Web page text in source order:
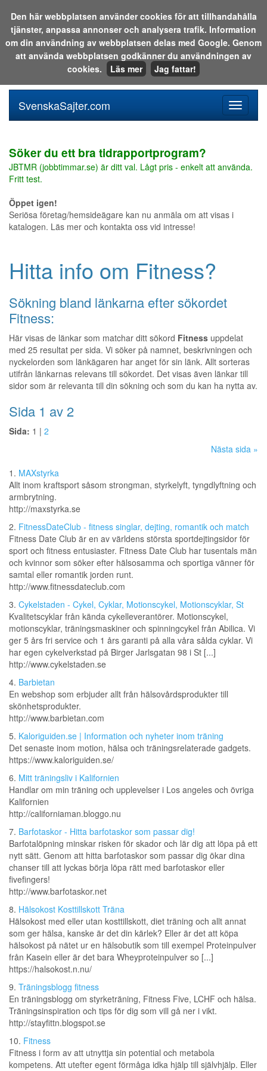
Sök i katalogen eller på webben:
meny
SvenskaSajter.com
Söker du ett bra tidrapportprogram?
JBTMR (jobbtimmar.se) är ditt val. Lågt pris - enkelt att använda.
Fritt test.
Öppet igen!
Seriösa företag/hemsideägare kan nu anmäla om att visas i
katalogen. Läs mer och kontakta oss vid intresse!
Hitta info om Fitness?
Sökning bland länkarna efter sökordet
Fitness:
Här visas de länkar som matchar ditt sökord Fitness uppdelat
med 25 resultat per sida. Vi söker på namnet, beskrivningen och
nyckelorden som länkägaren har anget för sin länk. Allt sorteras
utifrån länkarnas relevans till sökordet. Det visas även länkar till
sidor som är relevanta till din sökning och som du kan ha nytta av.
Sida 1 av 2
Sida: 1 | 2
Nästa sida »
1. MAXstyrka
Allt inom kraftsport såsom strongman, styrkelyft, tyngdlyftning och
armbrytning.
http://maxstyrka.se
2. FitnessDateClub - fitness singlar, dejting, romantik och match
Fitness Date Club är en av världens största sportdejtingsidor för
sport och fitness entusiaster. Fitness Date Club har tusentals män
och kvinnor som söker efter hälsosamma och sportiga vänner för
samtal eller romantik jorden runt.
http://www.fitnessdateclub.com
3. Cykelstaden - Cykel, Cyklar, Motionscykel, Motionscyklar, St
Kvalitetscyklar från kända cykelleverantörer. Motionscykel,
motionscyklar, träningsmaskiner och spinningcykel från Abilica. Vi
ger 5 års fri service och 1 års garanti på alla våra sålda cyklar. Vi
har egen cykelverkstad på Birger Jarlsgatan 98 i St [...]
http://www.cykelstaden.se
4. Barbietan
En webshop som erbjuder allt från hälsovårdsprodukter till
skönhetsprodukter.
http://www.barbietan.com
5. Kaloriguiden.se | Information och nyheter inom träning
Det senaste inom motion, hälsa och träningsrelaterade gadgets.
https://www.kaloriguiden.se/
6. Mitt träningsliv i Kalifornien
Handlar om min träning och upplevelser i Los angeles och övriga
Kalifornien
http://californiaman.bloggo.nu
7. Barfotaskor - Hitta barfotaskor som passar dig!
Barfotalöpning minskar risken för skador och lär dig att löpa på ett
nytt sätt. Genom att hitta barfotaskor som passar dig ökar dina
chanser till att lyckas börja löpa rätt med barfotaskor eller
fivefingers!
http://www.barfotaskor.net
8. Hälsokost Kosttillskott Träna
Hälsokost med eller utan kosttillskott, diet träning och allt annat
som ger hälsa, kanske är det din kärlek? Eller är det att köpa
hälsokost på nätet ur en hälsobutik som till exempel Proteinpulver
från Kasein eller är det bara Wheyproteinpulver so [...]
https://halsokost.n.nu/
9. Träningsblogg fitness
En träningsblogg om styrketräning, Fitness Five, LCHF och hälsa.
Träningsinspiration och tips för dig som vill gå ner i vikt.
http://stayfittn.blogspot.se
10. Fitness
Fitness i form av att utnyttja sin potential och metabola
kompetens. Att utefter egent förmåga idka hjälp till självhjälp. Eller
Den här webbplatsen använder cookies för att tillhandahålla
tjänster, anpassa annonser och analysera trafik. Information
om din användning av webbplatsen delas med Google. Genom
att använda webbplatsen godkänner du användningen av
cookies.
Läs mer Jag fattar!